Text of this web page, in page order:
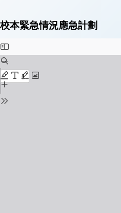
校本緊急情況應急計劃